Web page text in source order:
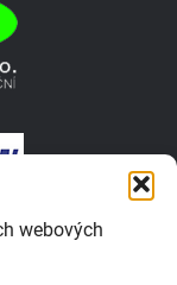
webových